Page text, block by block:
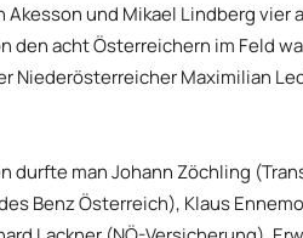
Akesson und Mikael Lindberg
den acht Österreichern im Feld
Niederösterreicher Maximilian
durfte man Johann Zöchling
Benz Österreich), Klaus